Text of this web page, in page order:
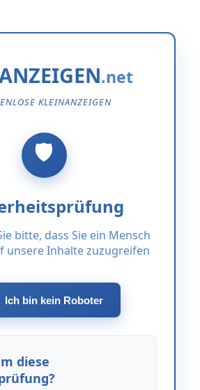
KLEINANZEIGEN
bitte, dass Sie ein Mensch
unsere Inhalte zuzugreifen
Ich bin kein Roboter
diese